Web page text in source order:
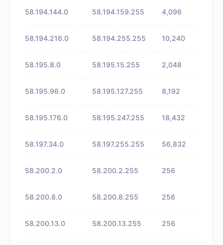
58.194.144.0 58.194.159.255 4,096
58.194.216.0 58.194.255.255 10,240
58.195.8.0 58.195.15.255 2,048
58.195.96.0 58.195.127.255 8,192
58.195.176.0 58.195.247.255 18,432
58.197.34.0 58.197.255.255 56,832
58.200.2.0 58.200.2.255 256
58.200.8.0 58.200.8.255 256
58.200.13.0 58.200.13.255 256